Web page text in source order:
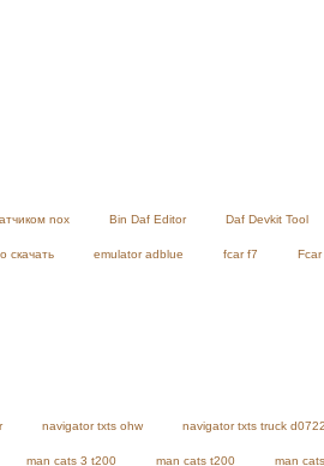
nox Bin Daf Editor Daf Devkit Tool
скачать emulator adblue fcar f7 Fcar
navigator txts ohw navigator txts truck
man cats 3 t200 man cats t200 man